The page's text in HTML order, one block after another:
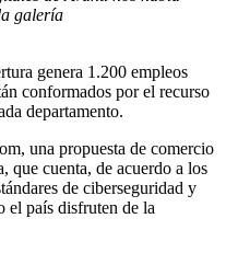
galería
genera 1.200 empleos
conformados por el recurso
departamento.
una propuesta de comercio
que cuenta, de acuerdo a los
de ciberseguridad y
el país disfruten de la